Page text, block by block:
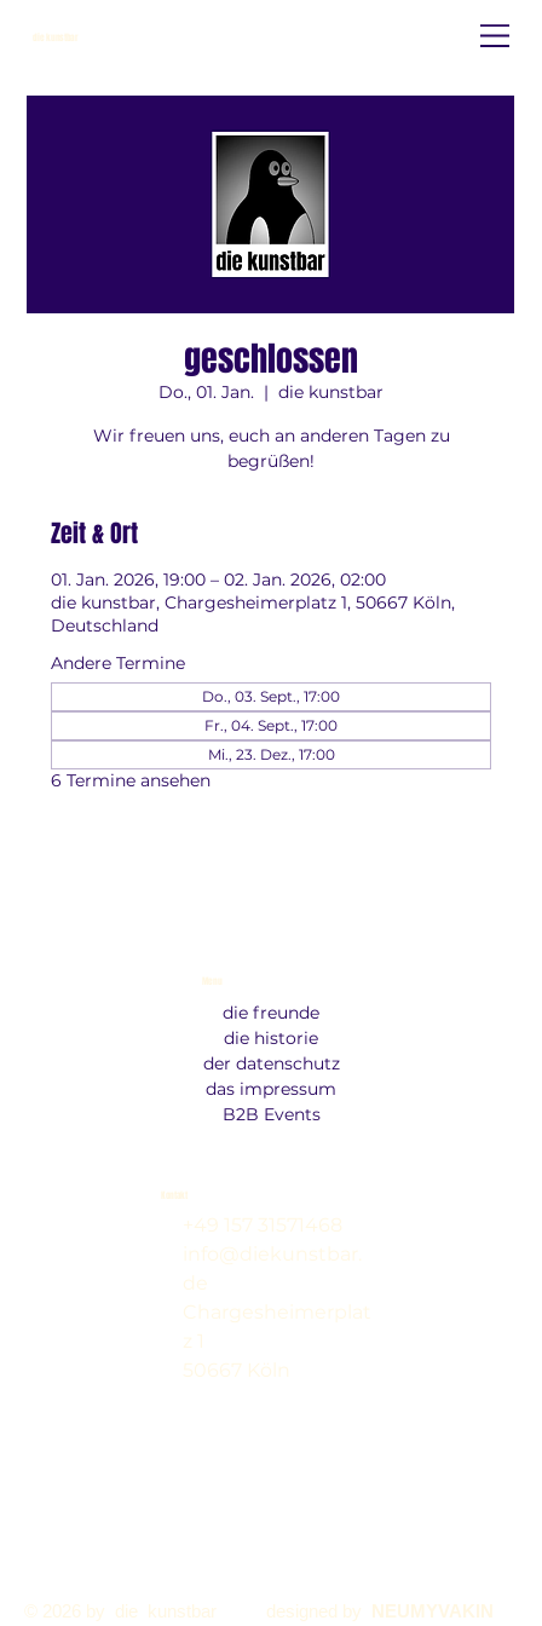
die kunstbar
geschlossen
Do., 01. Jan.
  |
die kunstbar
Wir freuen uns, euch an anderen Tagen zu
begrüßen!
Zeit & Ort
01. Jan. 2026, 19:00 – 02. Jan. 2026, 02:00
die kunstbar, Chargesheimerplatz 1, 50667 Köln,
Deutschland
Andere Termine
Do., 03. Sept., 17:00
Fr., 04. Sept., 17:00
Mi., 23. Dez., 17:00
6 Termine ansehen
Menu
die freunde
die historie
der datenschutz
das impressum
B2B Events
© 2026 by die kunstbar
Kontakt
+49 157 31571468
info@diekunstbar.
de
Chargesheimerplat
z 1
50667 Köln
designed by NEUMYVAKIN